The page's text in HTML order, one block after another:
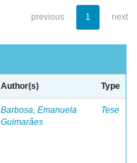
previous 1 next
Author(s) Type
Barbosa, Emanuela
Guimarães
Tese